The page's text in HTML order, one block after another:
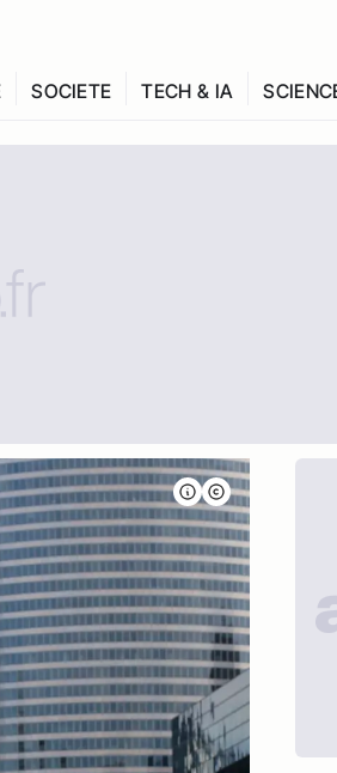
SOCIETE TECH & IA